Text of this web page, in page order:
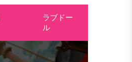
ラブドー
ル